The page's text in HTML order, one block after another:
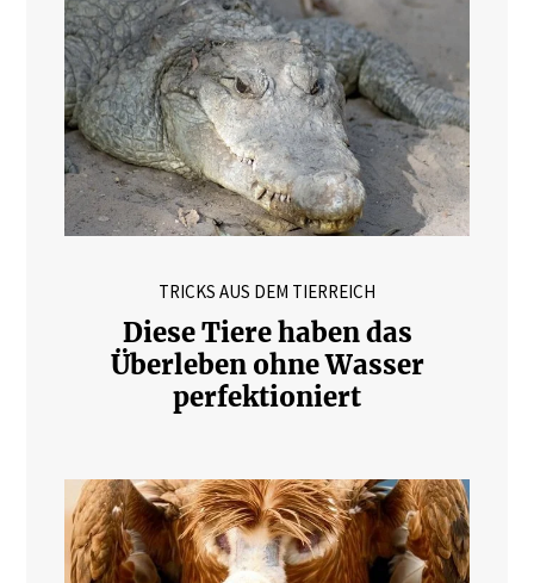
TRICKS AUS DEM TIERREICH
Diese Tiere haben das
Überleben ohne Wasser
perfektioniert